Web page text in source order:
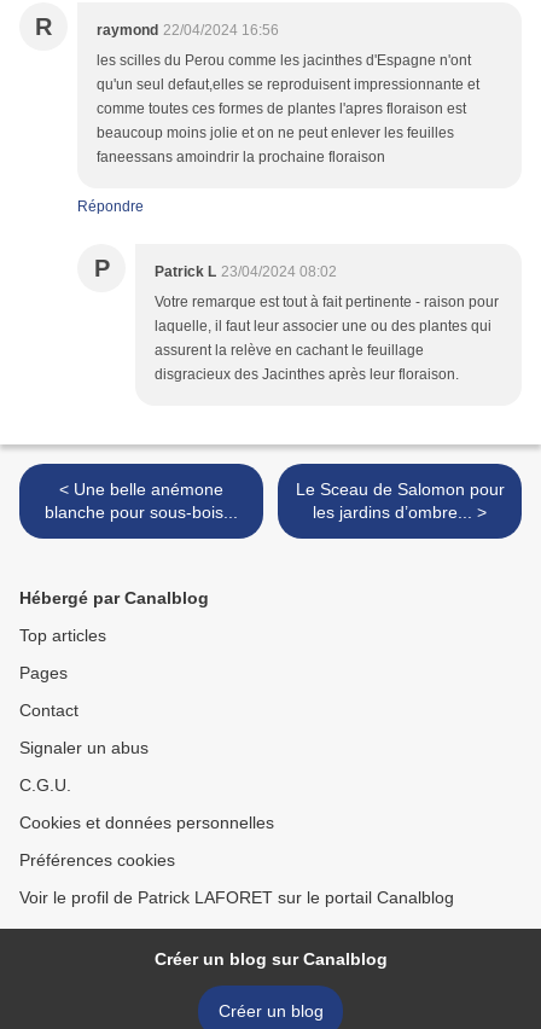
R raymond 22/04/2024 16:56
les scilles du Perou comme les jacinthes d'Espagne n'ont
qu'un seul defaut,elles se reproduisent impressionnante et
comme toutes ces formes de plantes l'apres floraison est
beaucoup moins jolie et on ne peut enlever les feuilles
faneessans amoindrir la prochaine floraison
Répondre
P Patrick L 23/04/2024 08:02
Votre remarque est tout à fait pertinente - raison pour
laquelle, il faut leur associer une ou des plantes qui
assurent la relève en cachant le feuillage
disgracieux des Jacinthes après leur floraison.
< Une belle anémone
blanche pour sous-bois...
Le Sceau de Salomon pour
les jardins d’ombre... >
Hébergé par Canalblog
Top articles
Pages
Contact
Signaler un abus
C.G.U.
Cookies et données personnelles
Préférences cookies
Voir le profil de Patrick LAFORET sur le portail Canalblog
Créer un blog sur Canalblog
Créer un blog